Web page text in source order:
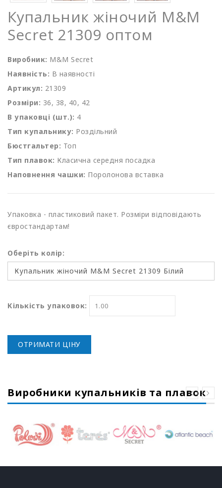
Купальник жіночий M&M
Secret 21309 оптом
Виробник: M&M Secret
Наявність: В наявності
Артикул: 21309
Розміри: 36, 38, 40, 42
В упаковці (шт.): 4
Тип купальнику: Роздільний
Бюстгальтер: Топ
Тип плавок: Класична середня посадка
Наповнення чашки: Поролонова вставка
Упаковка - пластиковий пакет. Розміри відповідають
євростандартам!
Оберіть колір:
Кількість упаковок:
ОТРИМАТИ ЦІНУ
Виробники купальників та плавок